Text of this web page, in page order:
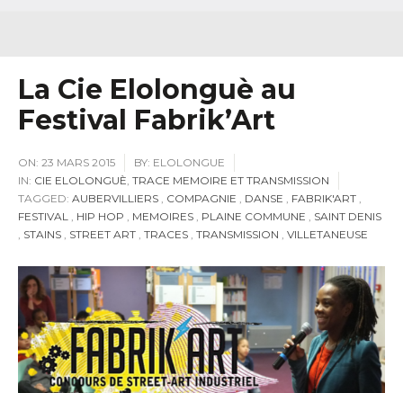
La Cie Elolonguè au
Festival Fabrik’Art
ON: 23 MARS 2015 BY: ELOLONGUE
IN: CIE ELOLONGUÈ, TRACE MEMOIRE ET TRANSMISSION
TAGGED: AUBERVILLIERS , COMPAGNIE , DANSE , FABRIK'ART ,
FESTIVAL , HIP HOP , MEMOIRES , PLAINE COMMUNE , SAINT DENIS
, STAINS , STREET ART , TRACES , TRANSMISSION , VILLETANEUSE